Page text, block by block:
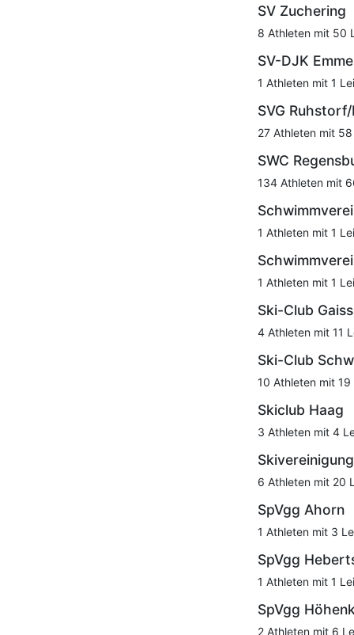
SV Zuchering
8 Athleten mit 50
SV-DJK
1 Athleten mit 1
SVG
27 Athleten mit
SWC
134 Athleten mit
1 Athleten mit 1
1 Athleten mit 1
Ski-Club
4 Athleten mit 11
Ski-Club
10 Athleten mit
Skiclub Haag
3 Athleten mit 4
6 Athleten mit 20
SpVgg Ahorn
1 Athleten mit 3
SpVgg
1 Athleten mit 1
SpVgg
2 Athleten mit 6